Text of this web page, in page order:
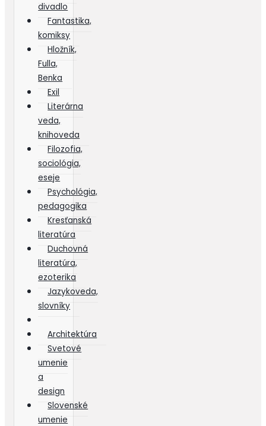
divadlo
Fantastika,
komiksy
Hložník,
Fulla,
Benka
Exil
Literárna
veda,
knihoveda
Filozofia,
sociológia,
eseje
Psychológia,
pedagogika
Kresťanská
literatúra
Duchovná
literatúra,
ezoterika
Jazykoveda,
slovníky
Architektúra
Svetové
umenie
a
design
Slovenské
umenie